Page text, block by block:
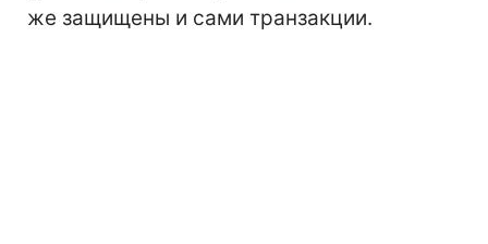
же защищены и сами транзакции.